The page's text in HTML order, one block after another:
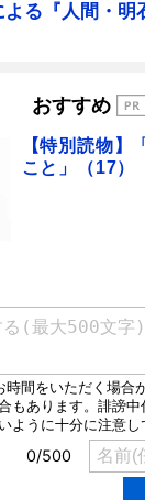
よる『人間・明
おすすめ
【特別読物】
こと」（17